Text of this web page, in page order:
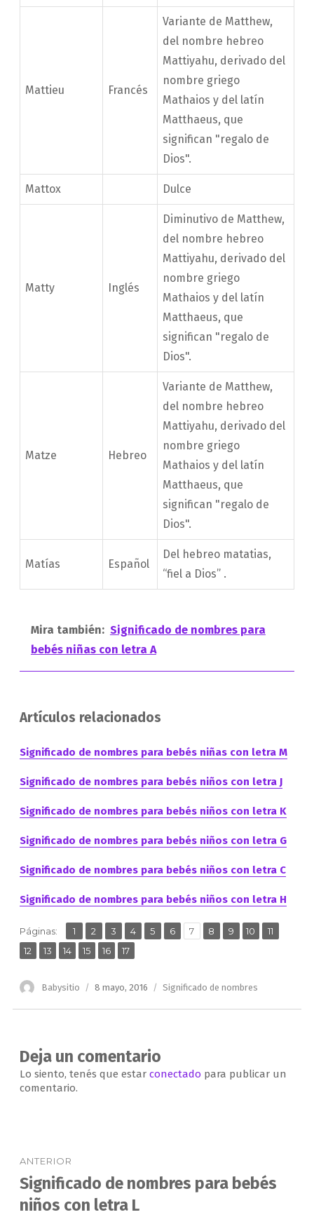
Mattieu Francés
Variante de Matthew,
del nombre hebreo
Mattiyahu, derivado del
nombre griego
Mathaios y del latín
Matthaeus, que
significan "regalo de
Dios".
Mattox Dulce
Matty Inglés
Diminutivo de Matthew,
del nombre hebreo
Mattiyahu, derivado del
nombre griego
Mathaios y del latín
Matthaeus, que
significan "regalo de
Dios".
Matze Hebreo
Variante de Matthew,
del nombre hebreo
Mattiyahu, derivado del
nombre griego
Mathaios y del latín
Matthaeus, que
significan "regalo de
Dios".
Matías Español
Del hebreo matatias,
“fiel a Dios” .
Mira también: Significado de nombres para
bebés niñas con letra A
Artículos relacionados
Significado de nombres para bebés niñas con letra M
Significado de nombres para bebés niños con letra J
Significado de nombres para bebés niños con letra K
Significado de nombres para bebés niños con letra G
Significado de nombres para bebés niños con letra C
Significado de nombres para bebés niños con letra H
Páginas: Página
1 ,
Página
2 ,Página
3 ,
Página
4 ,Página
5 ,Página
6 ,
Página
7 ,
Página
8 ,
Página
9 ,
Página
10 ,
Página
11
Página
12 ,
Página
13 ,
Página
14 ,
Página
15 ,
Página
16 ,
Página
17
Autor
Babysitio
Publicado
8 mayo, 2016 Categorías
Significado de nombres
Deja un comentario
Lo siento, tenés que estar conectado para publicar un
comentario.
de
entradas
ANTERIOR
Entrada
anterior:
Significado de nombres para bebés
niños con letra L